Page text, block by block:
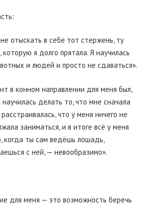
отыскать в себе тот стержень, ту
которую я долго прятала. Я научилась
и людей и просто не сдаваться».
в конном направлении для меня был,
делать то, что мне сначала
что у меня ничего не
заниматься, и в итоге всё у меня
когда ты сам ведёшь лошадь,
с ней, — невообразимо».
для меня — это возможность беречь